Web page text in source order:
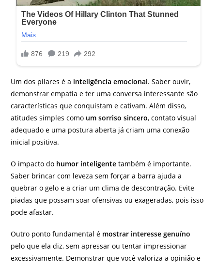
Um dos pilares é a inteligência emocional. Saber ouvir,
demonstrar empatia e ter uma conversa interessante são
características que conquistam e cativam. Além disso,
atitudes simples como um sorriso sincero, contato visual
adequado e uma postura aberta já criam uma conexão
inicial positiva.
O impacto do humor inteligente também é importante.
Saber brincar com leveza sem forçar a barra ajuda a
quebrar o gelo e a criar um clima de descontração. Evite
piadas que possam soar ofensivas ou exageradas, pois isso
pode afastar.
Outro ponto fundamental é mostrar interesse genuíno
pelo que ela diz, sem apressar ou tentar impressionar
excessivamente. Demonstrar que você valoriza a opinião e